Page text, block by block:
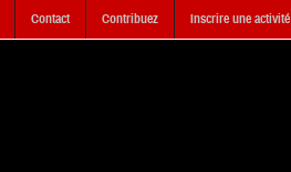
Contact Contribuez Inscrire une activité